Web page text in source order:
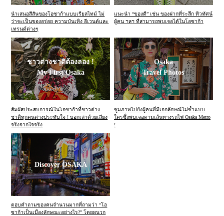
นำเสนอสีสันของโอซาก้าแบบเรียลไทม์ ไม่
ว่าจะเป็นของอร่อย ความบันเทิง อีเวนต์และ
เทรนด์ต่างๆ
แนะนำ “ของดี” เช่น ของฝากที่ระลึก ทิวทัศน์
ผู้คน ฯลฯ ที่สามารถพบเจอได้ในโอซาก้า
ชาวต่างชาติต้องลอง !
My First Osaka
สัมผัสประสบการณ์ในโอซาก้าที่ชาวต่าง
ชาติทุกคนต่างประทับใจ ! บอกเล่าด้วยเสียง
จริงจากใจจริง
Osaka
Travel Photos
ซูมภาพไปยังผู้คนที่มีเอกลักษณ์ไม่ซ้ำแบบ
ใครซึ่งพบเจอตามเส้นทางรถไฟ Osaka Metro
!
Discover OSAKA
ตอบคำถามของคนจำนวนมากที่ถามว่า “โอ
ซาก้าเป็นเมืองลักษณะอย่างไร?” โดยผนวก